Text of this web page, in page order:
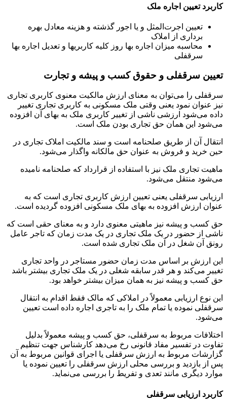
کاربرد تعیین اجاره ملک
تعیین اجرت‌المثل و یا اجور گذشته و هزینه معادل بهره
برداری از املاک
محاسبه میزان اجاره بها روز کلیه کاربریها و تعدیل اجاره بها
سرقفلی
تعیین سرقفلی و حقوق کسب و پیشه و تجارت
سرقفلی را می‌توان به معنای ارزش مالکیت معنوی کاربری تجاری
نیز عنوان نمود یعنی وقتی ملک مسکونی به کاربری تجاری تغییر
داده می‌شود ارزشی ناشی از تغییر کاربری ملک به بهای آن افزوده
می‌شود این همان حق تجاری بودن ملک است.
انتقال آن از طریق صلحنامه است و سند مالکیت املاک تجاری در
حین خرید و فروش به عنوان حق مالکانه واگذار می‌شود.
ماهیت تجاری ملک نیز با استفاده از قرارداد که صلحنامه نامیده
می‌شود منتقل می‌شود.
ارزیابی سرقفلی یعنی تعیین ارزش کاربری تجاری است که به
عنوان ارزش افزوده به بهای ملک مسکونی افزوده گردیده است.
حق کسب و پیشه نیز ماهیتی معنوی دارد و به معنای حقی است که
ناشی از حضور در یک ملک تجاری در یک مدت زمان که تاجر عامل
رونق آن شغل در آن ملک تجاری شده است.
این ارزش بر اساس مدت زمان حضور مستاجر در واحد تجاری
تغییر می‌کند و هر قدر سابقه شغلی در یک ملک تجاری بیشتر باشد
حق کسب و پیشه نیز به همان میزان بیشتر خواهد بود.
این نوع ارزیابی معمولاً در املاکی که مالک فقط اقدام به انتقال
سرقفلی نموده یا تمام ملک را به تاجری اجاره داده است تعیین
می‌شود.
اختلافات مربوط به سرقفلی، حق کسب و پیشه معمولاً بدلیل
تفاوت در تفسیر مفاد قانونی رخ می‌دهد کارشناس جهت تنظیم
گزارشات مربوط به ارزش سرقفلی یا اجرای قوانین مربوط به آن
پس از بازدید و بررسی محلی ارزش سرقفلی را تعیین نموده یا
موارد دیگری مانند تعدی و تفریط را بررسی می‌نماید.
کاربرد ارزیابی سرقفلی